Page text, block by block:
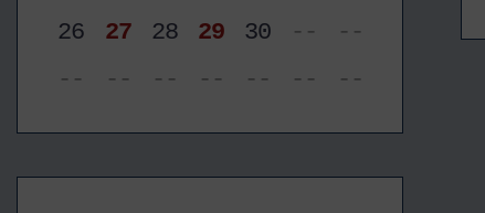
26
27 28 29 30 --
--
--
-- -- -- -- -- --